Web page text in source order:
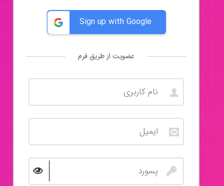
Sign up with Google
عضویت از طریق فرم